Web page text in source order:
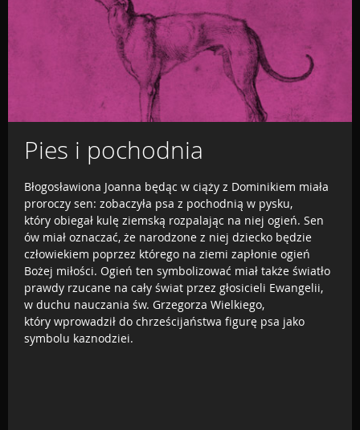
Pies i pochodnia
Błogosławiona Joanna będąc w ciąży z Dominikiem miała
proroczy sen: zobaczyła psa z pochodnią w pysku,
który obiegał kulę ziemską rozpalając na niej ogień. Sen
ów miał oznaczać, że narodzone z niej dziecko będzie
człowiekiem poprzez którego na ziemi zapłonie ogień
Bożej miłości. Ogień ten symbolizować miał także światło
prawdy rzucane na cały świat przez głosicieli Ewangelii,
w duchu nauczania św. Grzegorza Wielkiego,
który wprowadził do chrześcijaństwa figurę psa jako
symbolu kaznodziei.